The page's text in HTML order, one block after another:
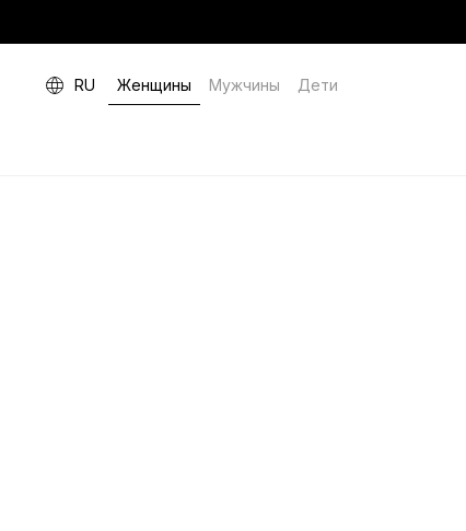
RU Женщины Мужчины Дети